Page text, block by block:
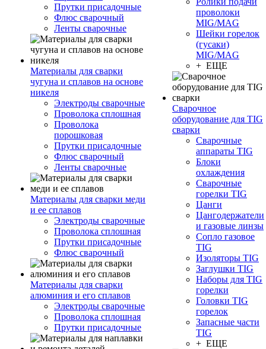
Прутки присадочные
Флюс сварочный
Ленты сварочные
Материалы для сварки
чугуна и сплавов на основе
никеля
Электроды сварочные
Проволока сплошная
Проволока
порошковая
Прутки присадочные
Флюс сварочный
Ленты сварочные
Материалы для сварки меди
и ее сплавов
Электроды сварочные
Проволока сплошная
Прутки присадочные
Флюс сварочный
Материалы для сварки
алюминия и его сплавов
Электроды сварочные
Проволока сплошная
Прутки присадочные
проволоки
MIG/MAG
Шейки горелок
(гусаки)
MIG/MAG
+ ЕЩЕ
Сварочное
оборудование для TIG
сварки
Сварочные
аппараты TIG
Блоки
охлаждения
Сварочные
горелки TIG
Цанги
Цангодержатели
и газовые линзы
Сопло газовое
TIG
Изоляторы TIG
Заглушки TIG
Наборы для TIG
горелки
Головки TIG
горелок
Запасные части
TIG
+ ЕЩЕ